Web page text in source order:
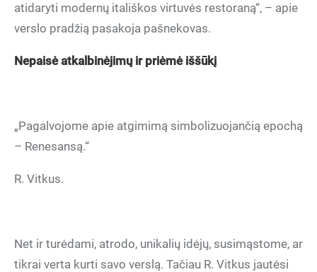
atidaryti modernų itališkos virtuvės restoraną“, – apie
verslo pradžią pasakoja pašnekovas.
Nepaisė atkalbinėjimų ir priėmė iššūkį
„Pagalvojome apie atgimimą simbolizuojančią epochą
– Renesansą.“
R. Vitkus.
Net ir turėdami, atrodo, unikalių idėjų, susimąstome, ar
tikrai verta kurti savo verslą. Tačiau R. Vitkus jautėsi